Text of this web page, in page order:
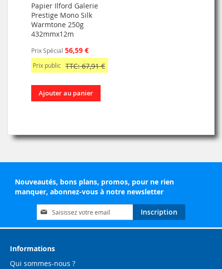
Papier Ilford Galerie
Prestige Mono Silk
Warmtone 250g
432mmx12m
Prix Spécial 56,59 €
Prix public TTC: 67,91 €
Ajouter au panier
Nouveautés, bons plans, promos, pour ne rien
manquer, abonnez-vous à notre newsletter
Inscription
à
notre
d’information
Inscription
Informations
Qui sommes-nous ?